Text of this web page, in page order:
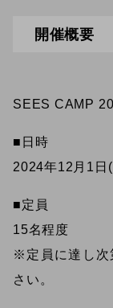
開催概要
SEES CAMP
■日時
2024年12月1日
■定員
15名程度
※定員に達し次
さい。